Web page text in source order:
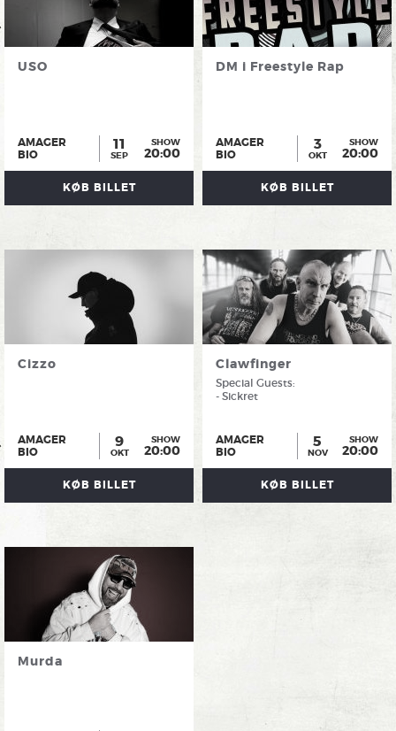
USO
AMAGER
BIO
11
SEP
SHOW
20:00
KØB BILLET
DM i Freestyle Rap
AMAGER
BIO
3
OKT
SHOW
20:00
KØB BILLET
Cizzo
AMAGER
BIO
9
OKT
SHOW
20:00
KØB BILLET
Clawfinger
Special Guests:
- Sickret
AMAGER
BIO
5
NOV
SHOW
20:00
KØB BILLET
Murda